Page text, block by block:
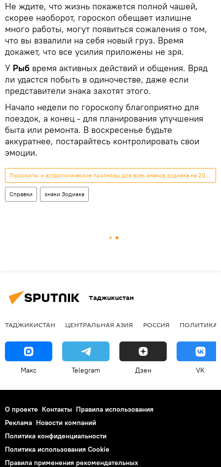
Не ждите, что жизнь покажется полной чашей,
скорее наоборот, гороскоп обещает излишне
много работы, могут появиться сожаления о том,
что вы взвалили на себя новый груз. Время
докажет, что все усилия приложены не зря.
У Рыб время активных действий и общения. Вряд
ли удастся побыть в одиночестве, даже если
представители знака захотят этого.
Начало недели по гороскопу благоприятно для
поездок, а конец - для планирования улучшения
быта или ремонта. В воскресенье будьте
аккуратнее, постарайтесь контролировать свои
эмоции.
Гороскопы и астрологические прогнозы для всех знаков зодиака на 2026 год
Справки знаки Зодиака
Таджикистан
ТАДЖИКИСТАН ЦЕНТРАЛЬНАЯ АЗИЯ РОССИЯ ПОЛИТИКА
Макс Telegram Дзен VK
О проекте Контакты Правила использования
Реклама Новости компаний
Политика конфиденциальности
Политика использования Cookie
Правила применения рекомендательных